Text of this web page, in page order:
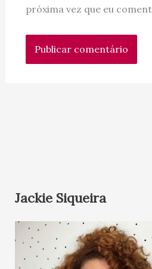
próxima vez que eu
Jackie Siqueira